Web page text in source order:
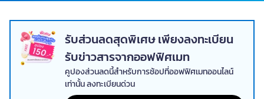
รับส่วนลดสุดพิเศษ เพียงลงทะเบียน
รับข่าวสารจากออฟฟิศเมท
คูปองส่วนลดนี้สำหรับการช้อปที่ออฟฟิศเมทออนไลน์
เท่านั้น ลงทะเบียนด่วน